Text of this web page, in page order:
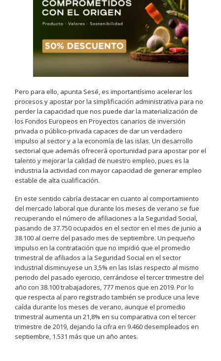
Pero para ello, apunta Sesé, es importantísimo acelerar los
procesos y apostar por la simplificación administrativa para no
perder la capacidad que nos puede dar la materialización de
los Fondos Europeos en Proyectos canarios de inversión
privada o público-privada capaces de dar un verdadero
impulso al sector y a la economía de las islas. Un desarrollo
sectorial que además ofrecerá oportunidad para apostar por el
talento y mejorar la calidad de nuestro empleo, pues es la
industria la actividad con mayor capacidad de generar empleo
estable de alta cualificación.
En este sentido cabría destacar en cuanto al comportamiento
del mercado laboral que durante los meses de verano se fue
recuperando el número de afiliaciones a la Seguridad Social,
pasando de 37.750 ocupados en el sector en el mes de junio a
38.100 al cierre del pasado mes de septiembre. Un pequeño
impulso en la contratación que no impidió que el promedio
trimestral de afiliados a la Seguridad Social en el sector
industrial disminuyese un 3,5% en las Islas respecto al mismo
periodo del pasado ejercicio, cerrándose el tercer trimestre del
año con 38.100 trabajadores, 777 menos que en 2019. Por lo
que respecta al paro registrado también se produce una leve
caída durante los meses de verano, aunque el promedio
trimestral aumenta un 21,8% en su comparativa con el tercer
trimestre de 2019, dejando la cifra en 9.460 desempleados en
septiembre, 1.531 más que un año antes.